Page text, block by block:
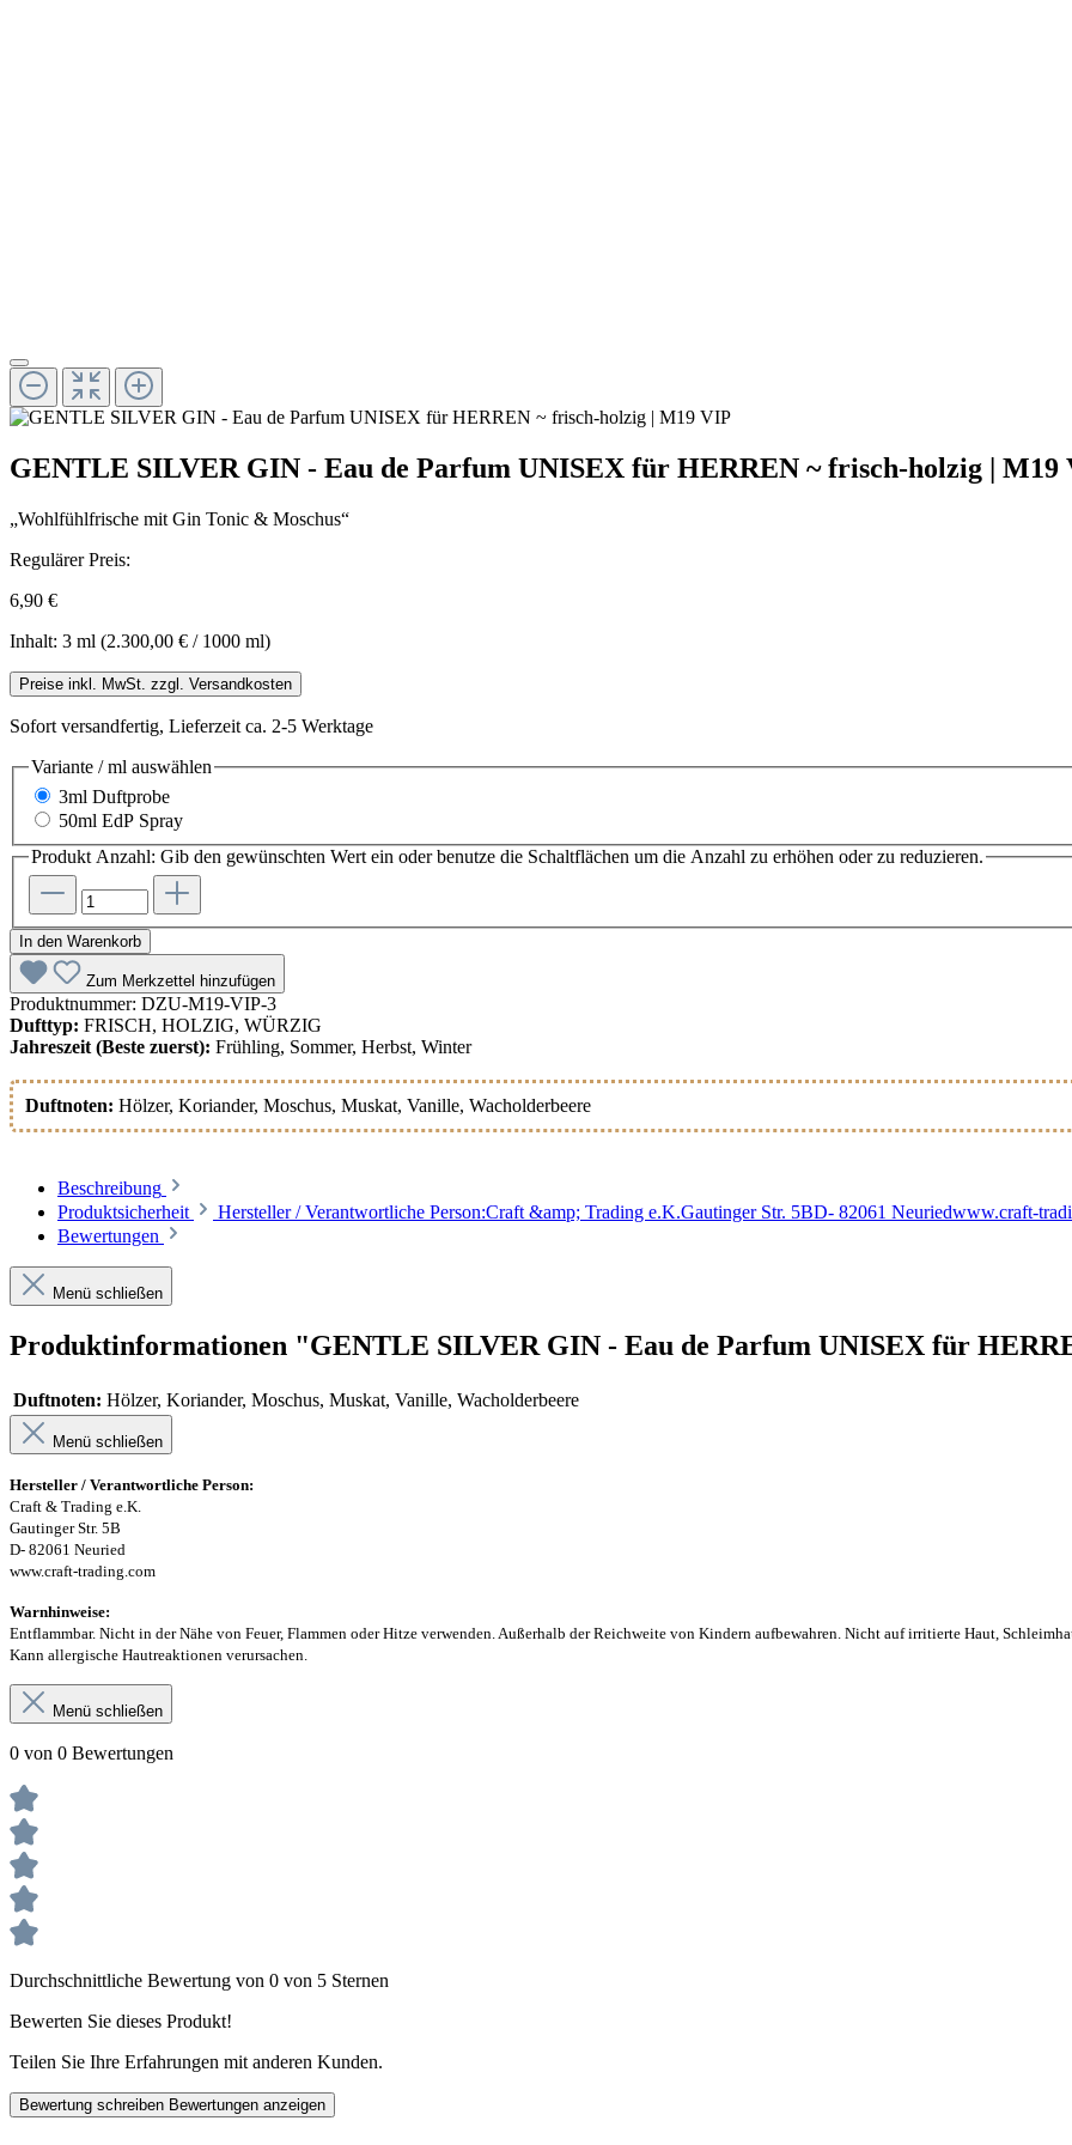
GENTLE SILVER GIN - Eau de Parfum UNISEX für HERREN ~ frisch-holzig | M19
„Wohlfühlfrische mit Gin Tonic & Moschus“
Regulärer Preis:
6,90 €
Inhalt: 3 ml (2.300,00 € / 1000 ml)
Preise inkl. MwSt. zzgl. Versandkosten
Sofort versandfertig, Lieferzeit ca. 2-5 Werktage
Variante / ml auswählen
3ml Duftprobe
50ml EdP Spray
Produkt Anzahl: Gib den gewünschten Wert ein oder benutze die Schaltflächen um die Anzahl zu erhöhen oder zu reduzieren.
In den Warenkorb
Zum Merkzettel hinzufügen
Produktnummer: DZU-M19-VIP-3
Dufttyp: FRISCH, HOLZIG, WÜRZIG
Jahreszeit (Beste zuerst): Frühling, Sommer, Herbst, Winter
Duftnoten: Hölzer, Koriander, Moschus, Muskat, Vanille, Wacholderbeere
Beschreibung
Produktsicherheit
Hersteller / Verantwortliche Person:Craft &amp; Trading e.K.Gautinger Str. 5BD- 82061 Neuriedwww.craft-
Bewertungen
Menü schließen
Produktinformationen "GENTLE SILVER GIN - Eau de Parfum UNISEX für
Duftnoten: Hölzer, Koriander, Moschus, Muskat, Vanille, Wacholderbeere
Menü schließen
Hersteller / Verantwortliche Person:
Craft & Trading e.K.
Gautinger Str. 5B
D- 82061 Neuried
www.craft-trading.com
Warnhinweise:
Entflammbar. Nicht in der Nähe von Feuer, Flammen oder Hitze verwenden. Außerhalb der Reichweite von Kindern aufbewahren. Nicht auf irritierte Haut,
Kann allergische Hautreaktionen verursachen.
Menü schließen
0 von 0 Bewertungen
Durchschnittliche Bewertung von 0 von 5 Sternen
Bewerten Sie dieses Produkt!
Teilen Sie Ihre Erfahrungen mit anderen Kunden.
Bewertung schreiben Bewertungen anzeigen